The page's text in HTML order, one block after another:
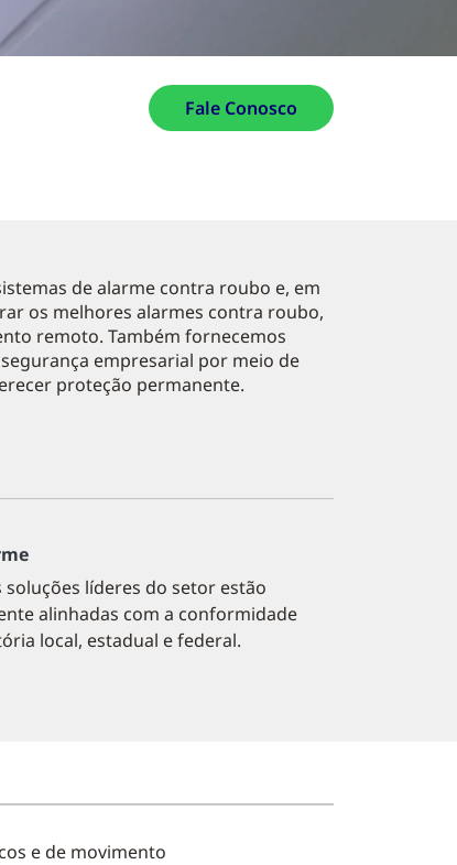
Fale Conosco
de alarme contra roubo e, em
os melhores alarmes contra roubo,
remoto. Também fornecemos
empresarial por meio de
proteção permanente.
soluções líderes do setor estão
alinhadas com a conformidade
local, estadual e federal.
e de movimento